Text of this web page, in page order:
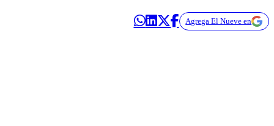
Agrega El Nueve en